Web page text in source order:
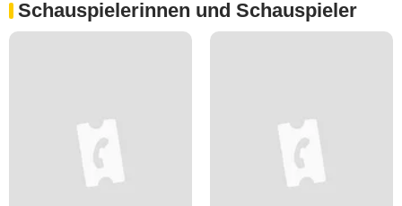
Schauspielerinnen und Schauspieler